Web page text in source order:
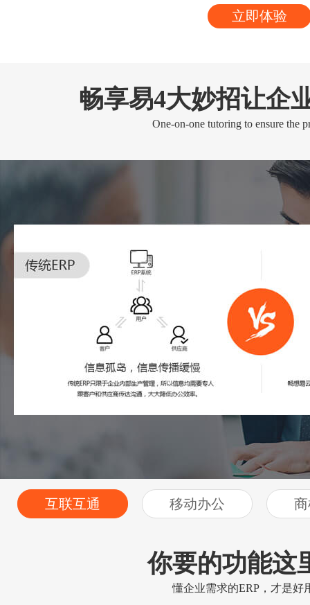
立即体验
畅享易4大妙招让企
One-on-one tutoring to ensure the
互联互通 移动办公
你要的功能这
懂企业需求的ERP，才是好